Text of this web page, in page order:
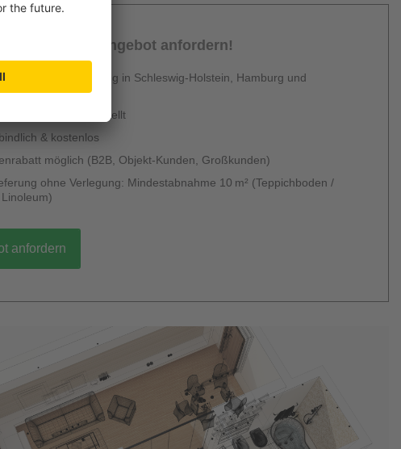
persönliches Angebot anfordern!
und Dienstleistung in Schleswig-Holstein, Hamburg und
wird kurzfristig erstellt
& kostenlos
möglich (B2B, Objekt-Kunden, Großkunden)
ohne Verlegung: Mindestabnahme 10 m² (Teppichboden /
anfordern